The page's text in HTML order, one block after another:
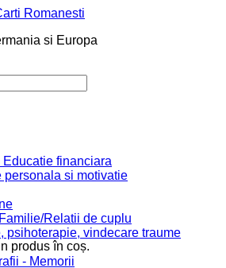
si Europa
produs în coș.
financiara
personala si motivatie
Relatii de cuplu
psihoterapie, vindecare traume
- Memorii